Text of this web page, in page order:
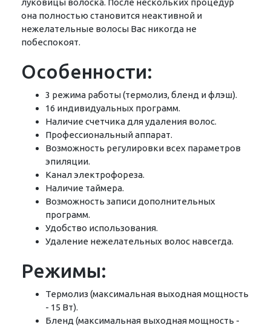
луковицы волоска. После нескольких процедур
она полностью становится неактивной и
нежелательные волосы Вас никогда не
побеспокоят.
Особенности:
3 режима работы (термолиз, бленд и флэш).
16 индивидуальных программ.
Наличие счетчика для удаления волос.
Профессиональный аппарат.
Возможность регулировки всех параметров
эпиляции.
Канал электрофореза.
Наличие таймера.
Возможность записи дополнительных
программ.
Удобство использования.
Удаление нежелательных волос навсегда.
Режимы:
Термолиз (максимальная выходная мощность
- 15 Вт).
Бленд (максимальная выходная мощность -